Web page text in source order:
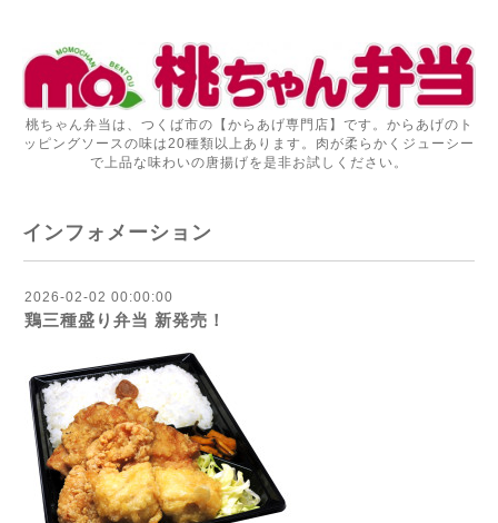
桃ちゃん弁当は、つくば市の【からあげ専門店】です。からあげのト
ッピングソースの味は20種類以上あります。肉が柔らかくジューシー
で上品な味わいの唐揚げを是非お試しください。
インフォメーション
2026-02-02 00:00:00
鶏三種盛り弁当 新発売！